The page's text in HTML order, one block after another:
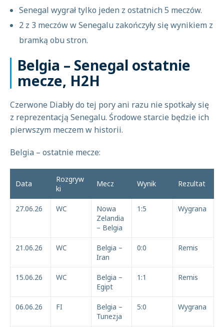
Senegal wygrał tylko jeden z ostatnich 5 meczów.
2 z 3 meczów w Senegalu zakończyły się wynikiem z
bramką obu stron.
Belgia – Senegal ostatnie
mecze, H2H
Czerwone Diabły do tej pory ani razu nie spotkały się
z reprezentacją Senegalu. Środowe starcie będzie ich
pierwszym meczem w historii.
Belgia – ostatnie mecze:
Data
Rozgryw
ki
Mecz Wynik Rezultat
27.06.26 WC
Nowa
Zelandia
– Belgia
1:5 Wygrana
21.06.26 WC
Belgia –
Iran
0:0 Remis
15.06.26 WC
Belgia –
Egipt
1:1 Remis
06.06.26 FI
Belgia –
Tunezja
5:0 Wygrana